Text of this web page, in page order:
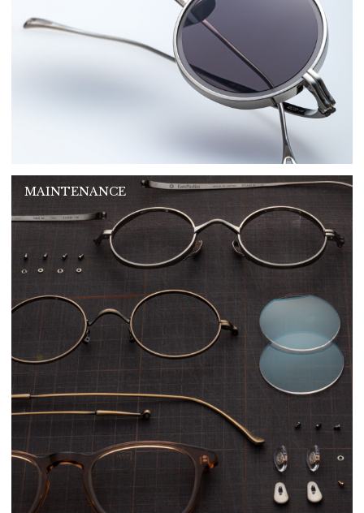
MAINTENANCE